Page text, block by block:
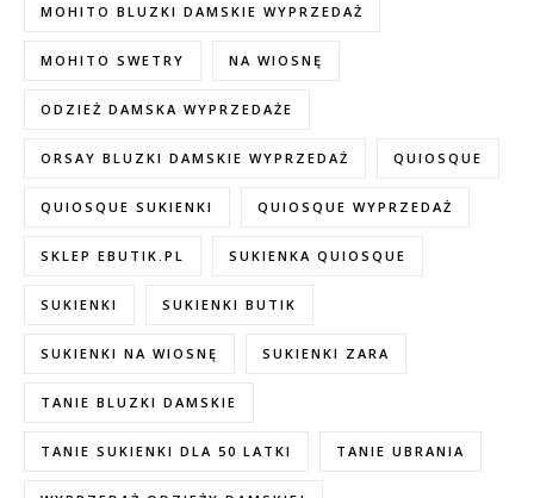
MOHITO BLUZKI DAMSKIE WYPRZEDAŻ
MOHITO SWETRY NA WIOSNĘ
ODZIEŻ DAMSKA WYPRZEDAŻE
ORSAY BLUZKI DAMSKIE WYPRZEDAŻ QUIOSQUE
QUIOSQUE SUKIENKI QUIOSQUE WYPRZEDAŻ
SKLEP EBUTIK.PL SUKIENKA QUIOSQUE
SUKIENKI SUKIENKI BUTIK
SUKIENKI NA WIOSNĘ SUKIENKI ZARA
TANIE BLUZKI DAMSKIE
TANIE SUKIENKI DLA 50 LATKI TANIE UBRANIA